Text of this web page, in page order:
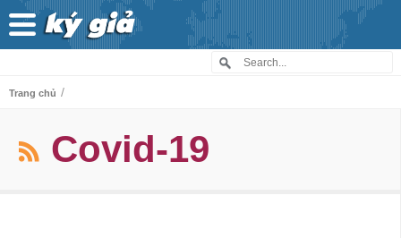
Trang chủ /
Covid-19